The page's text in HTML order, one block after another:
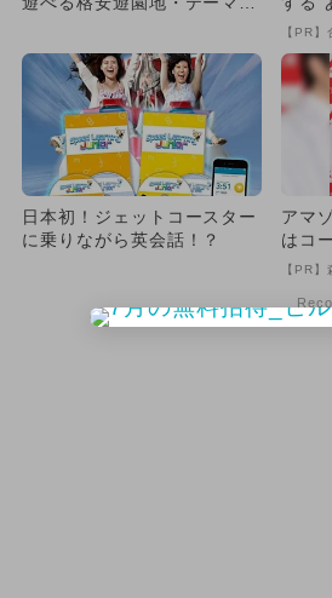
【PR
日本初！ジェットコースター
に乗りながら英会話！？
アマ
はコ
【PR】